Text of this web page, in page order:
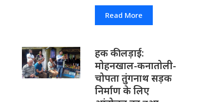
Read More
हक की लड़ाई:
मोहनखाल-कनातोली-
चोपता तुंगनाथ सड़क
निर्माण के लिए